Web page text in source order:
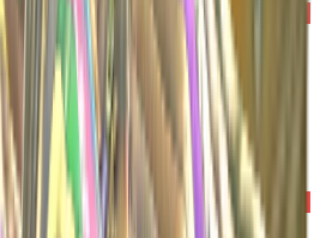
Bronze Morph